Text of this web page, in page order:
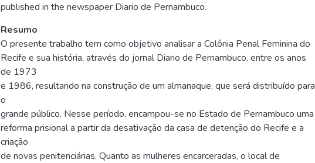
published in the newspaper Diario de Pernambuco.
Resumo
O presente trabalho tem como objetivo analisar a Colônia Penal Feminina do
Recife e sua história, através do jornal Diario de Pernambuco, entre os anos
de 1973
e 1986, resultando na construção de um almanaque, que será distribuído para
o
grande público. Nesse período, encampou-se no Estado de Pernambuco uma
reforma prisional a partir da desativação da casa de detenção do Recife e a
criação
de novas penitenciárias. Quanto as mulheres encarceradas, o local de